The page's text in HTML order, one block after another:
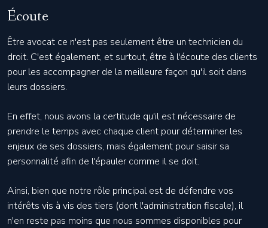
Écoute
Être avocat ce n'est pas seulement être un technicien du
droit. C'est également, et surtout, être à l'écoute des clients
pour les accompagner de la meilleure façon qu'il soit dans
leurs dossiers.
En effet, nous avons la certitude qu'il est nécessaire de
prendre le temps avec chaque client pour déterminer les
enjeux de ses dossiers, mais également pour saisir sa
personnalité afin de l'épauler comme il se doit.
Ainsi, bien que notre rôle principal est de défendre vos
intérêts vis à vis des tiers (dont l'administration fiscale), il
n'en reste pas moins que nous sommes disponibles pour